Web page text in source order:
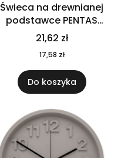
Świeca na drewnianej
podstawce PENTAS
MO6282-40
21,62 zł
17,58 zł
Do koszyka